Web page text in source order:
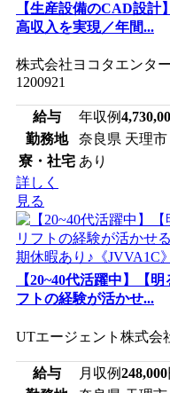
【生産設備のCAD設計
高収入を実現／年間...
株式会社ヨコタエンタ
1200921
給与 年収例
勤務地
奈良県 天理市
寮・社宅 あり
詳しく
見る
【20~40代活躍中】【
フトの経験が活かせ...
UTエージェント株式
給与 月収例248,000